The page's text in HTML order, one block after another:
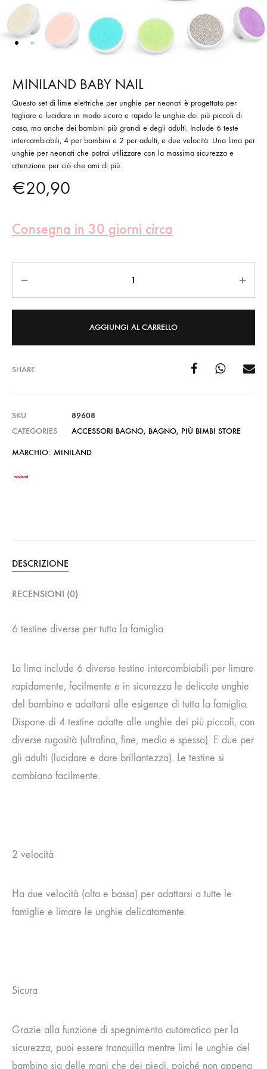
MINILAND BABY NAIL
Questo set di lime elettriche per unghie per neonati è progettato per
tagliare e lucidare in modo sicuro e rapido le unghie dei più piccoli di
casa, ma anche dei bambini più grandi e degli adulti. Include 6 teste
intercambiabili, 4 per bambini e 2 per adulti, e due velocità. Una lima per
unghie per neonati che potrai utilizzare con la massima sicurezza e
attenzione per ciò che ami di più.
€20,90
Consegna in 30 giorni circa
AGGIUNGI AL CARRELLO
SHARE
SKU
89608
CATEGORIES
ACCESSORI BAGNO, BAGNO, PIÙ BIMBI STORE
MARCHIO: MINILAND
DESCRIZIONE
RECENSIONI (0)
6 testine diverse per tutta la famiglia
La lima include 6 diverse testine intercambiabili per limare
rapidamente, facilmente e in sicurezza le delicate unghie
del bambino e adattarsi alle esigenze di tutta la famiglia.
Dispone di 4 testine adatte alle unghie dei più piccoli, con
diverse rugosità (ultrafina, fine, media e spessa). E due per
gli adulti (lucidare e dare brillantezza). Le testine si
cambiano facilmente.
2 velocità
Ha due velocità (alta e bassa) per adattarsi a tutte le
famiglie e limare le unghie delicatamente.
Sicura
Grazie alla funzione di spegnimento automatico per la
sicurezza, puoi essere tranquilla mentre limi le unghie del
bambino sia delle mani che dei piedi, poiché non appena